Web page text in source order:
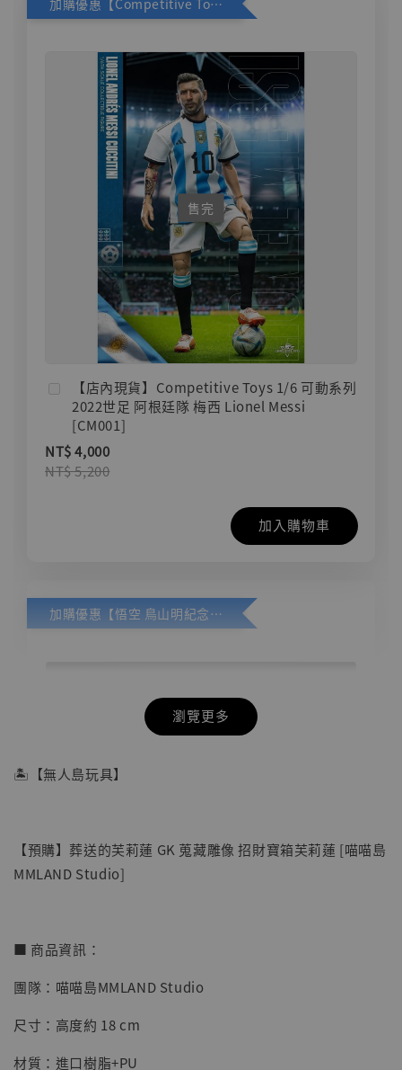
加購優惠【Competitive Toys 梅西 [CM001]】
售完
【店內現貨】Competitive Toys 1/6 可動系列
2022世足 阿根廷隊 梅西 Lionel Messi
[CM001]
NT$ 4,000
NT$ 5,200
加入購物車
加購優惠【悟空 鳥山明紀念款 [奇蹟工作室]】
【店內現貨】七龍珠 系列蒐藏雕像 悟空 鳥山
明紀念款 [奇蹟工作室]
瀏覽更多
🏝【無人島玩具】
【預購】葬送的芙莉蓮 GK 蒐藏雕像 招財寶箱芙莉蓮 [喵喵島
MMLAND Studio]
■ 商品資訊：
團隊：喵喵島MMLAND Studio
尺寸：高度約 18 cm
材質：進口樹脂+PU